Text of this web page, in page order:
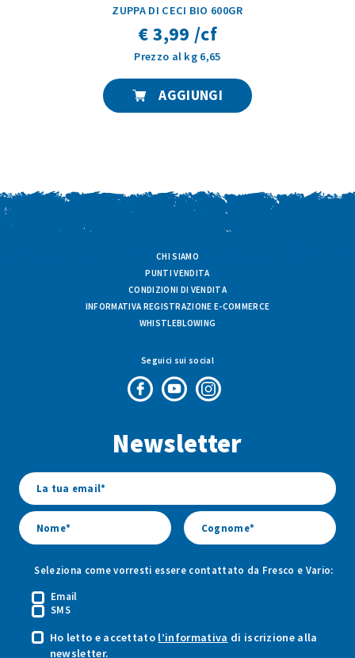
ZUPPA DI CECI BIO 600GR
€ 3,99 /cf
Prezzo al kg 6,65
AGGIUNGI
CHI SIAMO
PUNTI VENDITA
CONDIZIONI DI VENDITA
INFORMATIVA REGISTRAZIONE E-COMMERCE
WHISTLEBLOWING
Seguici sui social
di
di
di
Newsletter
Seleziona come vorresti essere contattato da Fresco e Vario:
Email
SMS
Ho letto e accettato l’informativa di iscrizione alla
newsletter.